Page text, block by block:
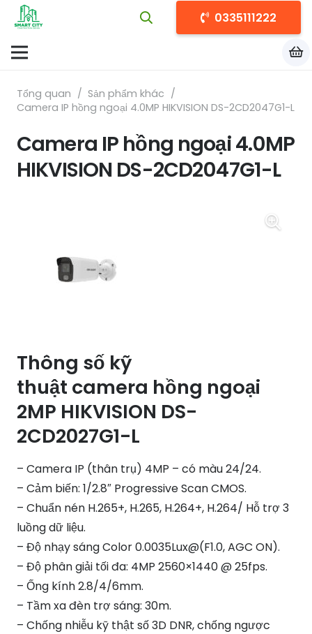
0335111222
Tổng quan / Sản phẩm khác /
Camera IP hồng ngoại 4.0MP HIKVISION DS-2CD2047G1-L
Camera IP hồng ngoại 4.0MP
HIKVISION DS-2CD2047G1-L
Thông số kỹ
thuật camera hồng ngoại
2MP HIKVISION DS-
2CD2027G1-L
– Camera IP (thân trụ) 4MP – có màu 24/24.
– Cảm biến: 1/2.8″ Progressive Scan CMOS.
– Chuẩn nén H.265+, H.265, H.264+, H.264/ Hỗ trợ 3
luồng dữ liệu.
– Độ nhạy sáng Color 0.0035Lux@(F1.0, AGC ON).
– Độ phân giải tối đa: 4MP 2560×1440 @ 25fps.
– Ống kính 2.8/4/6mm.
– Tầm xa đèn trợ sáng: 30m.
– Chống nhiễu kỹ thật số 3D DNR, chống ngược